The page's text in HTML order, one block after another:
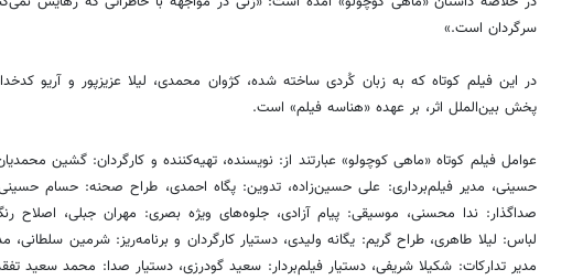
سرگردان است.»
در این فیلم کوتاه که به زبان کُردی ساخته شده، کژوان محمدی، لیلا عزیزپور و آریو
پخش بین‌الملل اثر، بر عهده «هناسه فیلم» است.
عوامل فیلم کوتاه «ماهی کوچولو» عبارتند از: نویسنده، تهیه‌کننده و کارگردان: گشین
حسینی، مدیر فیلم‌برداری: علی حسین‌زاده، تدوین: پگاه احمدی، طراح صحنه: حسام حسینی،
صداگذار: ندا محسنی، موسیقی: پیام آزادی، جلوه‌های ویژه بصری: مهران جبلی، اصلاح
لباس: لیلا طاهری، طراح گریم: یگانه ولیدی، دستیار کارگردان و برنامه‌ریز: شرمین سلطانی،
مدیر تدارکات: شکیلا شریفی، دستیار فیلم‌بردار: سعید گودرزی، دستیار صدا: محمد سعید